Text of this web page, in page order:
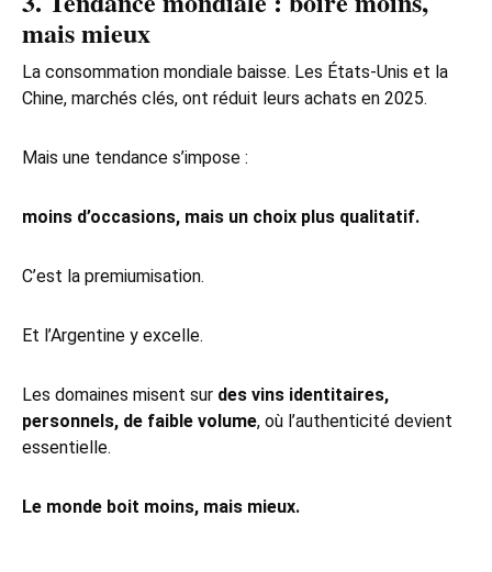
mais mieux
La consommation mondiale baisse. Les États‑Unis et la
Chine, marchés clés, ont réduit leurs achats en 2025.
Mais une tendance s’impose :
moins d’occasions, mais un choix plus qualitatif.
C’est la premiumisation.
Et l’Argentine y excelle.
Les domaines misent sur des vins identitaires,
personnels, de faible volume, où l’authenticité devient
essentielle.
Le monde boit moins, mais mieux.